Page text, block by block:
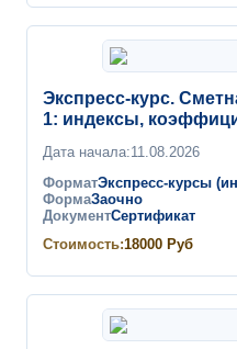
Экспресс-курс.
1: индексы,
Дата начала:11.08.2026
ФорматЭкспресс-курсы
ФормаЗаочно
ДокументСертификат
Стоимость:18000 Руб